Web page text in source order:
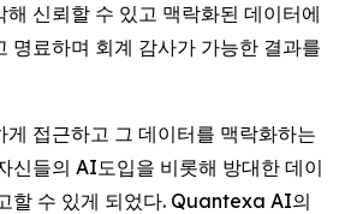
신뢰할 수 있고 맥락화된 데이터에
명료하며 회계 감사가 가능한 결과를
게 접근하고 그 데이터를 맥락화하는
신들의 AI도입을 비롯해 방대한 데이
할 수 있게 되었다. Quantexa AI의